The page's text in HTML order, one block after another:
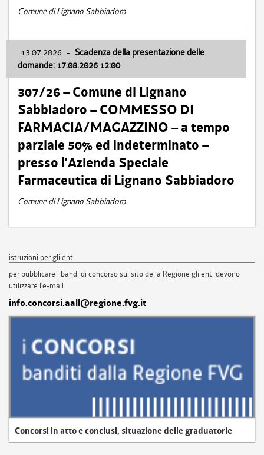
Comune di Lignano Sabbiadoro
13.07.2026 - Scadenza della presentazione delle
domande: 17.08.2026 12:00
307/26 – Comune di Lignano
Sabbiadoro – COMMESSO DI
FARMACIA/MAGAZZINO – a tempo
parziale 50% ed indeterminato –
presso l’Azienda Speciale
Farmaceutica di Lignano Sabbiadoro
Comune di Lignano Sabbiadoro
istruzioni per gli enti
per pubblicare i bandi di concorso sul sito della Regione gli enti devono
utilizzare l'e-mail
info.concorsi.aall@regione.fvg.it
Concorsi in atto e conclusi, situazione delle graduatorie